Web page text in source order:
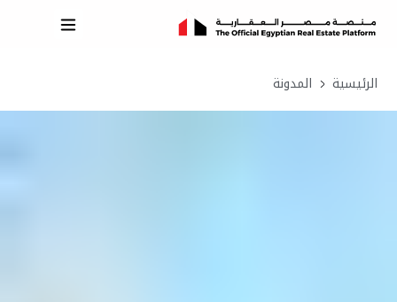
الرئيسية المدونة